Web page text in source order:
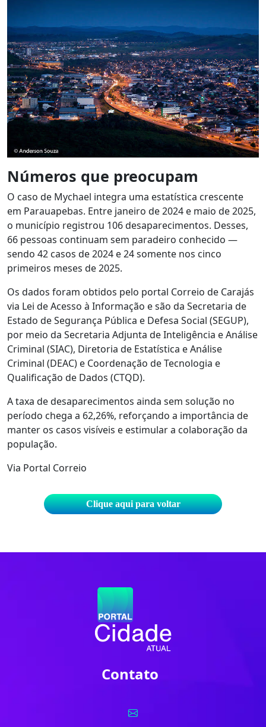
Números que preocupam
O caso de Mychael integra uma estatística crescente
em Parauapebas. Entre janeiro de 2024 e maio de 2025,
o município registrou 106 desaparecimentos. Desses,
66 pessoas continuam sem paradeiro conhecido —
sendo 42 casos de 2024 e 24 somente nos cinco
primeiros meses de 2025.
Os dados foram obtidos pelo portal Correio de Carajás
via Lei de Acesso à Informação e são da Secretaria de
Estado de Segurança Pública e Defesa Social (SEGUP),
por meio da Secretaria Adjunta de Inteligência e Análise
Criminal (SIAC), Diretoria de Estatística e Análise
Criminal (DEAC) e Coordenação de Tecnologia e
Qualificação de Dados (CTQD).
A taxa de desaparecimentos ainda sem solução no
período chega a 62,26%, reforçando a importância de
manter os casos visíveis e estimular a colaboração da
população.
Via Portal Correio
Clique aqui para voltar
Contato